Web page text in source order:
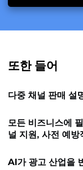
또한 들어
다중 채널 판매 설
모든 비즈니스에
널 지원, 사전 예방
AI가 광고 산업을